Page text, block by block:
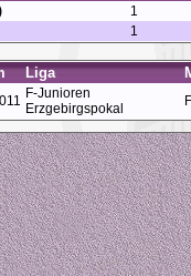
1
1
Liga
F-Junioren
Erzgebirgspokal